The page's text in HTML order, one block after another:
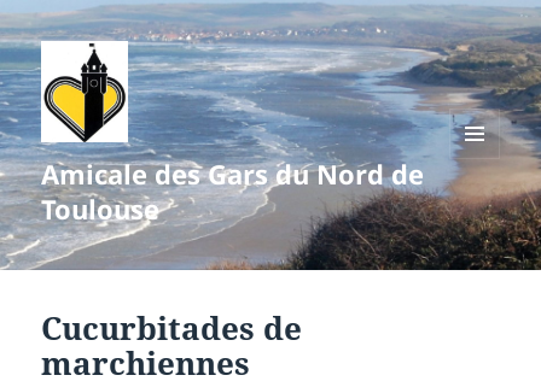
Amicale des Gars du Nord de
Toulouse
MENU
WIDGETS
Cucurbitades de
marchiennes